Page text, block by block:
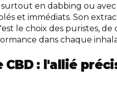
en dabbing ou
et immédiats. Son
le choix des puristes,
dans chaque
CBD : l'allié